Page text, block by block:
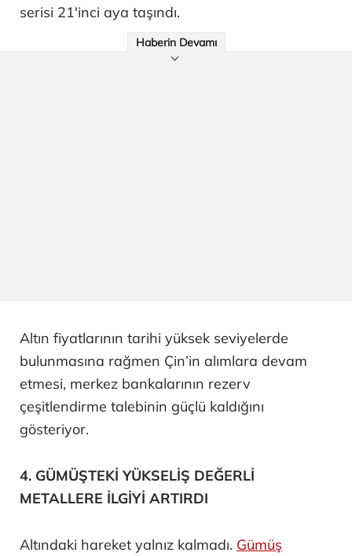
serisi 21'inci aya taşındı.
Haberin Devamı
Altın fiyatlarının tarihi yüksek seviyelerde
bulunmasına rağmen Çin’in alımlara devam
etmesi, merkez bankalarının rezerv
çeşitlendirme talebinin güçlü kaldığını
gösteriyor.
4. GÜMÜŞTEKİ YÜKSELİŞ DEĞERLİ
METALLERE İLGİYİ ARTIRDI
Altındaki hareket yalnız kalmadı. Gümüş